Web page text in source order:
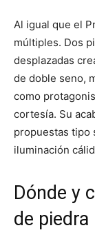
Al igual que el
múltiples. Dos
desplazadas
de doble seno,
como
cortesía. Su
propuestas tipo
iluminación
Dónde y
de piedra